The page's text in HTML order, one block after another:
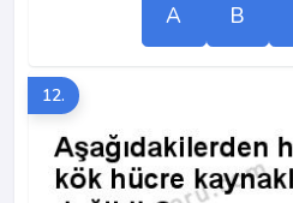
A B
12.